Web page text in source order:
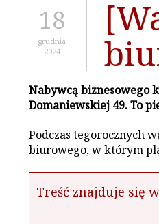
18
grudnia
2024
Nabywcą biznesowego
Domaniewskiej 49. To
Podczas tegorocznych
biurowego, w którym
Treść znajduje się